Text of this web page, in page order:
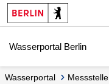
Springe zur Navigation
Springe zum Inhalt
Wasserportal Berlin
Wasserportal Messstelle